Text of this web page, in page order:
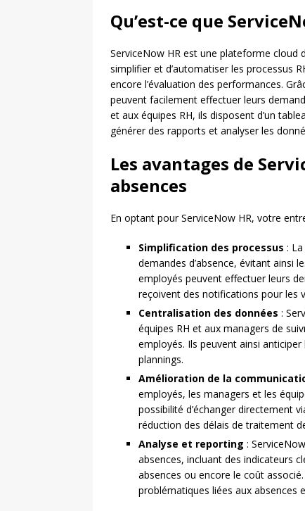
Qu’est-ce que
ServiceNow HR est une plateforme cloud
simplifier et d’automatiser les processus
encore l’évaluation des performances.
peuvent facilement effectuer leurs
et aux équipes RH, ils disposent d’un
générer des rapports et analyser les
Les avantages de
absences
En optant pour ServiceNow HR, votre
Simplification des processus :
demandes d’absence, évitant ainsi
employés peuvent effectuer leurs
reçoivent des notifications pour les
Centralisation des données :
équipes RH et aux managers de
employés. Ils peuvent ainsi
plannings.
Amélioration de la
employés, les managers et les
possibilité d’échanger directement
réduction des délais de traitement
Analyse et reporting :
absences, incluant des indicateurs
absences ou encore le coût
problématiques liées aux absences